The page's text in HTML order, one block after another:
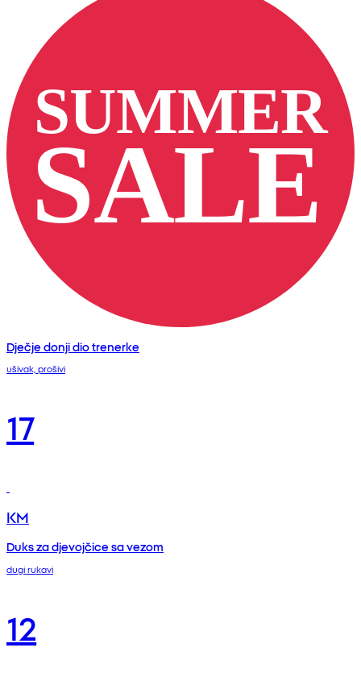
Dječje donji dio trenerke
ušivak, prošivi
17
KM
Duks za djevojčice sa vezom
dugi rukavi
12